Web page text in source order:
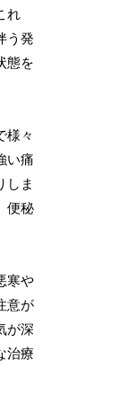
れ
う発
態を
様々
い痛
しま
便秘
寒や
意が
が深
治療